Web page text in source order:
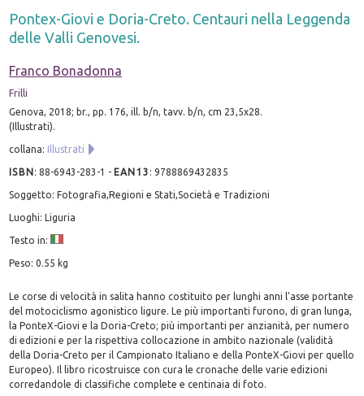
Pontex-Giovi e Doria-Creto. Centauri nella Leggenda
delle Valli Genovesi.
Franco Bonadonna
Frilli
Genova, 2018; br., pp. 176, ill. b/n, tavv. b/n, cm 23,5x28.
(Illustrati).
collana: Illustrati
ISBN:88-6943-283-1 - EAN13 :9788869432835
Soggetto: Fotografia,Regioni e Stati,Società e Tradizioni
Luoghi: Liguria
Testo in:
Peso: 0.55 kg
Le corse di velocità in salita hanno costituito per lunghi anni l'asse portante
del motociclismo agonistico ligure. Le più importanti furono, di gran lunga,
la PonteX-Giovi e la Doria-Creto; più importanti per anzianità, per numero
di edizioni e per la rispettiva collocazione in ambito nazionale (validità
della Doria-Creto per il Campionato Italiano e della PonteX-Giovi per quello
Europeo). Il libro ricostruisce con cura le cronache delle varie edizioni
corredandole di classifiche complete e centinaia di foto.